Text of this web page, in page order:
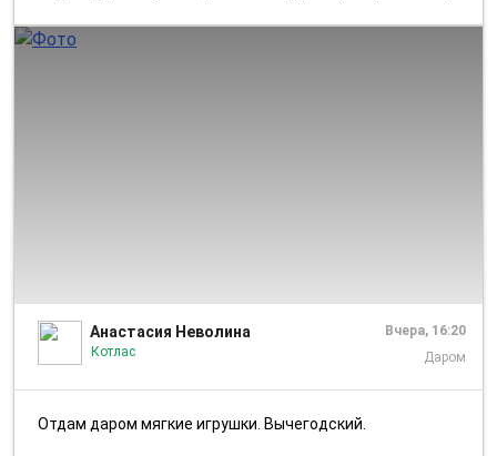
Анастасия Неволина
Котлас
Вчера, 16:20
Даром
Отдам даром мягкие игрушки. Вычегодский.